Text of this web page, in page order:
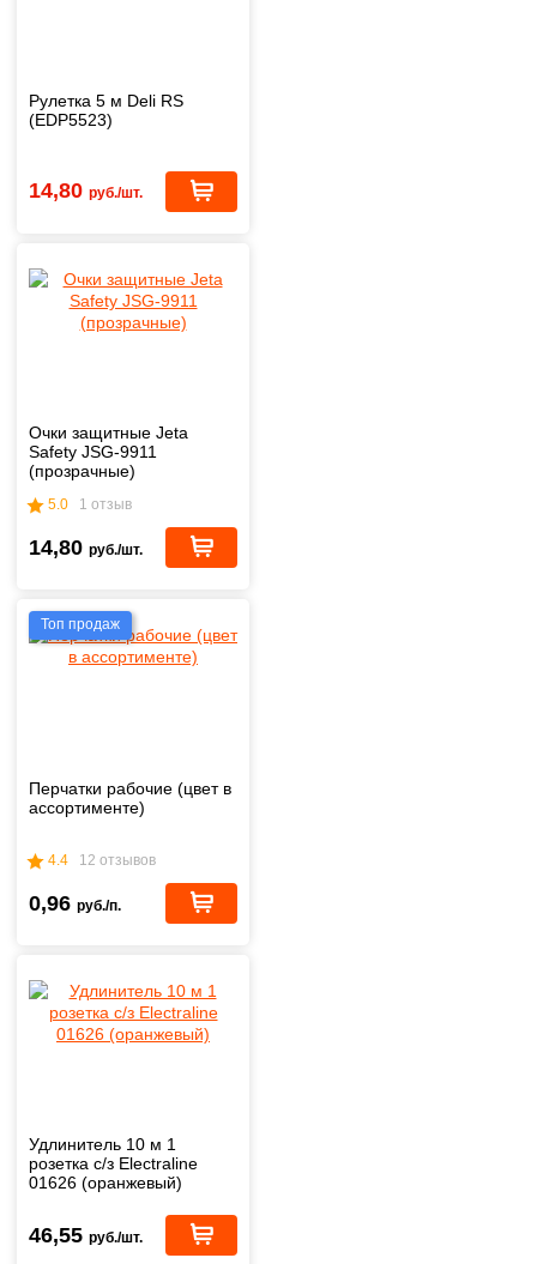
Рулетка 5 м Deli RS
(EDP5523)
14,80 руб./шт.
Очки защитные Jeta
Safety JSG-9911
(прозрачные)
5.0 1 отзыв
14,80 руб./шт.
Топ продаж
Перчатки рабочие (цвет в
ассортименте)
4.4 12 отзывов
0,96 руб./п.
Удлинитель 10 м 1
розетка с/з Electraline
01626 (оранжевый)
46,55 руб./шт.